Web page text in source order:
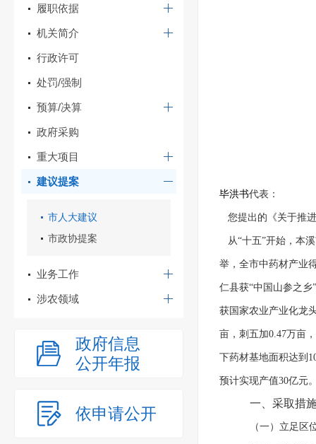
履职依据
机关简介
行政许可
处罚/强制
预算/决算
政府采购
重大项目
建议提案
市人大建议
市政协提案
业务工作
涉农领域
政府信息
公开年报
依申请公开
毕洪书代表：
您提出的《关于推
从“十五”开始，本
举，全市中药材产业
仁县获“中国山参之乡
获国家农业产业化龙
亩，刺五加0.47万亩
下药材基地面积达到
预计实现产值30亿元
一、采取措
（一）立足区